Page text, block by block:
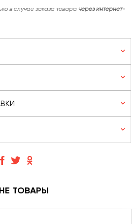
в случае заказа товара через интернет-
ТОВАРЫ